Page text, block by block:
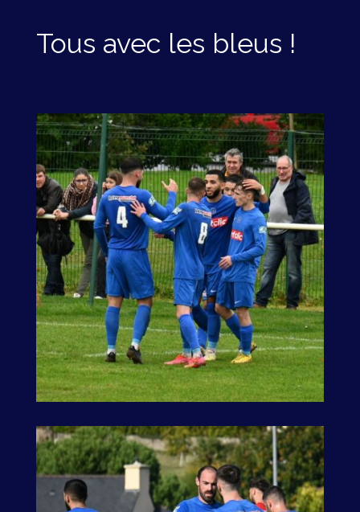
Tous avec les bleus !